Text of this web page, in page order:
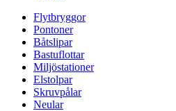
Flytbryggor
Pontoner
Båtslipar
Bastuflottar
Miljöstationer
Elstolpar
Skruvpålar
Neular